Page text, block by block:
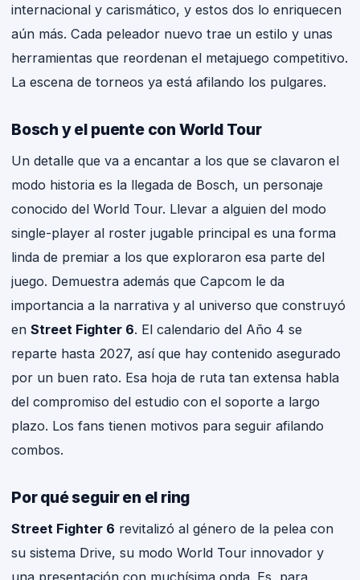
internacional y carismático, y estos dos lo enriquecen
aún más. Cada peleador nuevo trae un estilo y unas
herramientas que reordenan el metajuego competitivo.
La escena de torneos ya está afilando los pulgares.
Bosch y el puente con World Tour
Un detalle que va a encantar a los que se clavaron el
modo historia es la llegada de Bosch, un personaje
conocido del World Tour. Llevar a alguien del modo
single-player al roster jugable principal es una forma
linda de premiar a los que exploraron esa parte del
juego. Demuestra además que Capcom le da
importancia a la narrativa y al universo que construyó
en Street Fighter 6. El calendario del Año 4 se
reparte hasta 2027, así que hay contenido asegurado
por un buen rato. Esa hoja de ruta tan extensa habla
del compromiso del estudio con el soporte a largo
plazo. Los fans tienen motivos para seguir afilando
combos.
Por qué seguir en el ring
Street Fighter 6 revitalizó al género de la pelea con
su sistema Drive, su modo World Tour innovador y